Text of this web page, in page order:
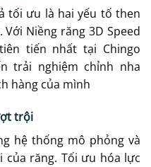
tối ưu là hai yếu tố then
Niềng răng 3D Speed
tiến nhất tại Chingo
trải nghiệm chỉnh nha
hàng của mình
trội
hệ thống mô phỏng và
răng. Tối ưu hóa lực